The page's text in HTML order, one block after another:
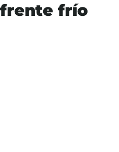
frente frío